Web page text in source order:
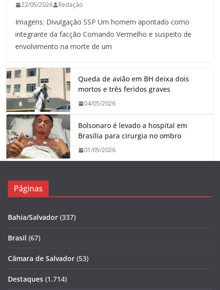
22/05/2026 Redação
Imagens: Divulgação SSP Um homem apontado como
integrante da facção Comando Vermelho e suspeito de
envolvimento na morte de um
Queda de avião em BH deixa dois
mortos e três feridos graves
04/05/2026
Bolsonaro é levado a hospital em
Brasília para cirurgia no ombro
01/05/2026
Páginas
Bahia/Salvador (337)
Brasil (67)
Câmara de Salvador (53)
Destaques (1.714)